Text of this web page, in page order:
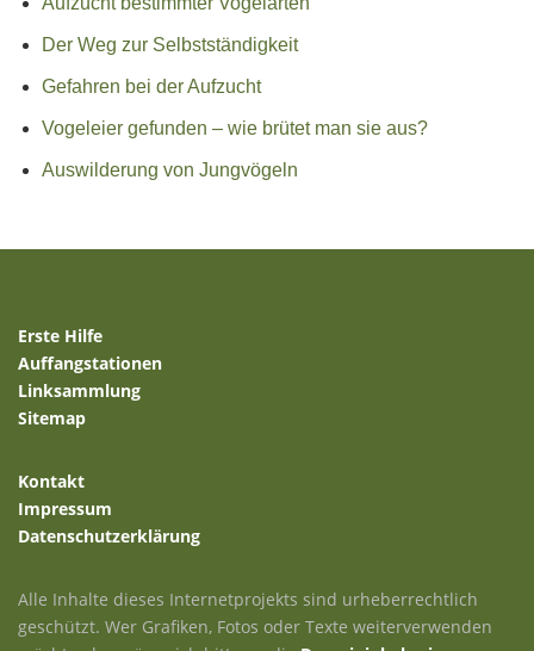
Der Weg zur Selbstständigkeit
Gefahren bei der Aufzucht
Vogeleier gefunden – wie brütet man sie aus?
Auswilderung von Jungvögeln
Erste Hilfe
Auffangstationen
Linksammlung
Sitemap
Kontakt
Impressum
Datenschutzerklärung
Alle Inhalte dieses Internetprojekts sind urheberrechtlich
geschützt. Wer Grafiken, Fotos oder Texte weiterverwenden